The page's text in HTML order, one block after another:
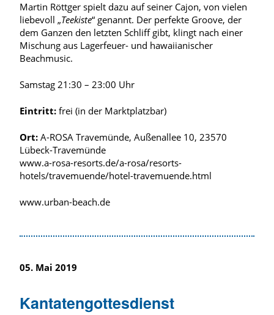
Martin Röttger spielt dazu auf seiner Cajon, von vielen
liebevoll „Teekiste“ genannt. Der perfekte Groove, der
dem Ganzen den letzten Schliff gibt, klingt nach einer
Mischung aus Lagerfeuer- und hawaiianischer
Beachmusic.
Samstag 21:30 – 23:00 Uhr
Eintritt: frei (in der Marktplatzbar)
Ort: A-ROSA Travemünde, Außenallee 10, 23570
Lübeck-Travemünde
www.a-rosa-resorts.de/a-rosa/resorts-
hotels/travemuende/hotel-travemuende.html
www.urban-beach.de
05. Mai 2019
Kantatengottesdienst